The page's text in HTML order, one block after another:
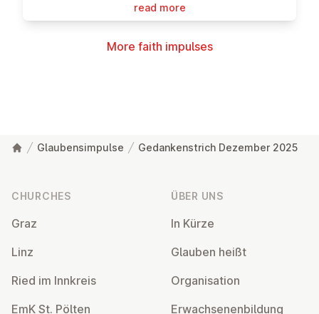
read more
More faith impulses
Glaubensimpulse Gedankenstrich Dezember 2025
CHURCHES
Graz
Linz
Ried im Innkreis
EmK St. Pölten
ÜBER UNS
In Kürze
Glauben heißt
Or­gan­isa­tion
Er­wach­sen­en­bildung